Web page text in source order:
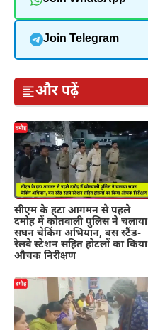
Join Telegram
और पढ़ें
सीएम के हटा आगमन से पहले
दमोह में कोतवाली पुलिस ने चलाया
सघन चेकिंग अभियान, बस स्टैंड-
रेलवे स्टेशन सहित होटलों का किया
औचक निरीक्षण